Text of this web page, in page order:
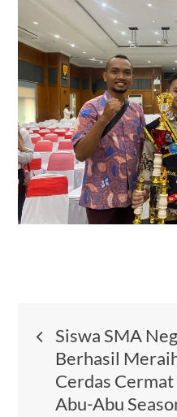
Post
Siswa SMA
Berhasil
Cerdas
Abu-Abu